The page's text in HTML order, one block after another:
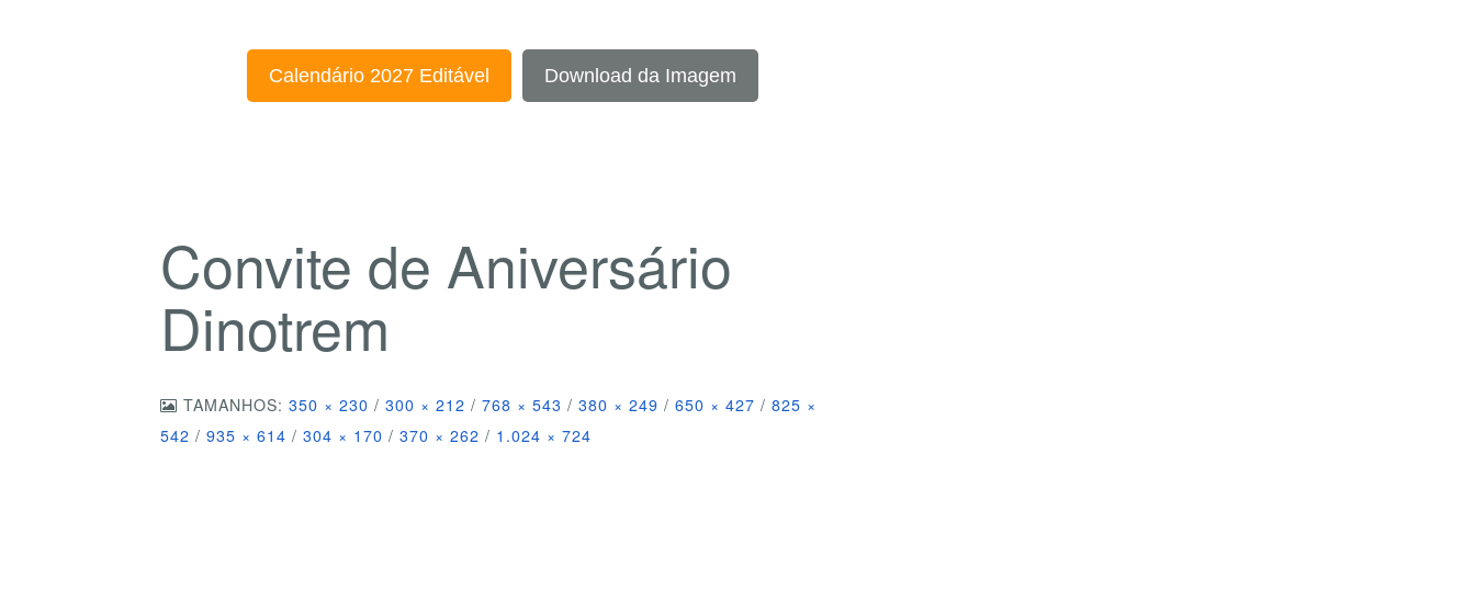
Calendário 2027 Editável Download da Imagem
Convite de Aniversário
Dinotrem
TAMANHOS:350 × 230 / 300 × 212 / 768 × 543 / 380 × 249 / 650 × 427 / 825 ×
542 / 935 × 614 / 304 × 170 / 370 × 262 / 1.024 × 724